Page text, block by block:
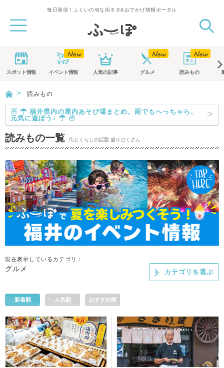
毎日発信！ふくいの旬な街ネタ&おでかけ情報ポータル
スポット情報 イベント情報 人気の記事 グルメ 読みもの
読みもの
☃ ☂ 福井県内の屋内あそび場まとめ。雨でもへっちゃら、
元気に遊ぼう♪ ☂ ☃
読みもの一覧 街とくらしの話題 盛りだくさん
カテゴリを選ぶ
現在表示しているカテゴリ：
グルメ
新着順 人気順 おすすめ順